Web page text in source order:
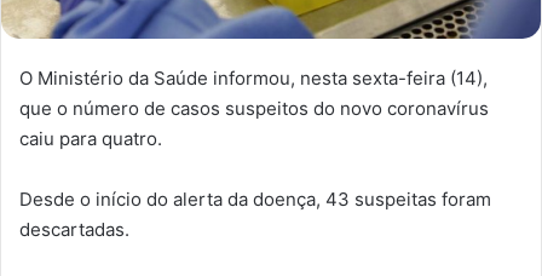
O Ministério da Saúde informou, nesta sexta-feira (14),
que o número de casos suspeitos do novo coronavírus
caiu para quatro.
Desde o início do alerta da doença, 43 suspeitas foram
descartadas.